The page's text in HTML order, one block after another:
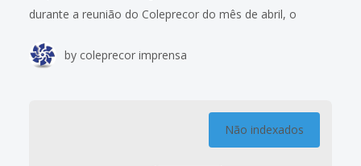
durante a reunião do Coleprecor do mês de abril, o
indicadores judiciais e administrativo. Trata-se
by coleprecor imprensa
Não indexados